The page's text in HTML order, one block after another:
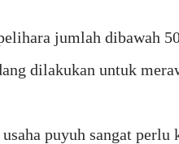
jumlah dibawah
dilakukan untuk
puyuh sangat